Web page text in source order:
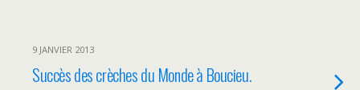
9 JANVIER 2013
Succès des crèches du Monde à Boucieu.